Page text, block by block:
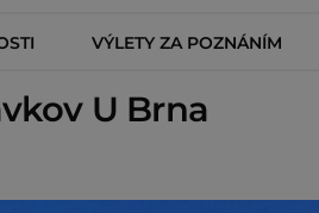
VÝLETY ZA POZNÁNÍM
U Brna